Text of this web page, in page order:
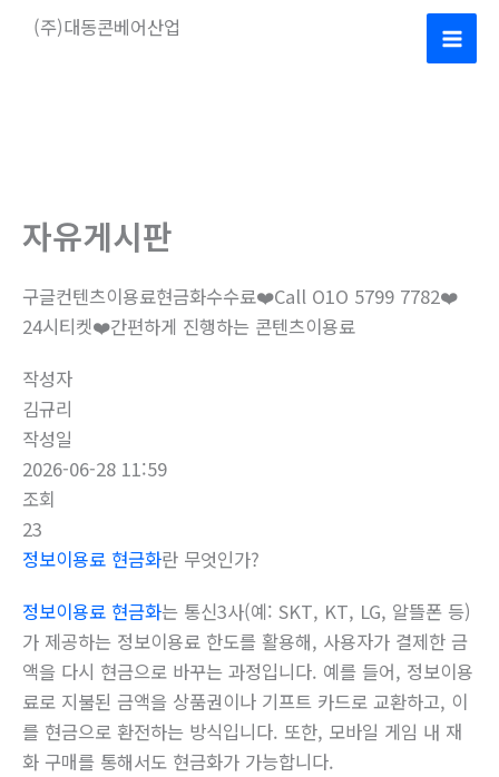
(주)대동콘베어산업
Main
자유게시판
구글컨텐츠이용료현금화수수료❤️Call O1O 5799 7782❤️
24시티켓❤️간편하게 진행하는 콘텐츠이용료
작성자
김규리
작성일
2026-06-28 11:59
조회
23
정보이용료 현금화란 무엇인가?
정보이용료 현금화는 통신3사(예: SKT, KT, LG, 알뜰폰 등)
가 제공하는 정보이용료 한도를 활용해, 사용자가 결제한 금
액을 다시 현금으로 바꾸는 과정입니다. 예를 들어, 정보이용
료로 지불된 금액을 상품권이나 기프트 카드로 교환하고, 이
를 현금으로 환전하는 방식입니다. 또한, 모바일 게임 내 재
화 구매를 통해서도 현금화가 가능합니다.